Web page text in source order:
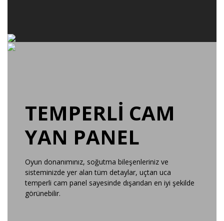
TEMPERLİ CAM
YAN PANEL
Oyun donanımınız, soğutma bileşenleriniz ve
sisteminizde yer alan tüm detaylar, uçtan uca
temperli cam panel sayesinde dışarıdan en iyi şekilde
görünebilir.